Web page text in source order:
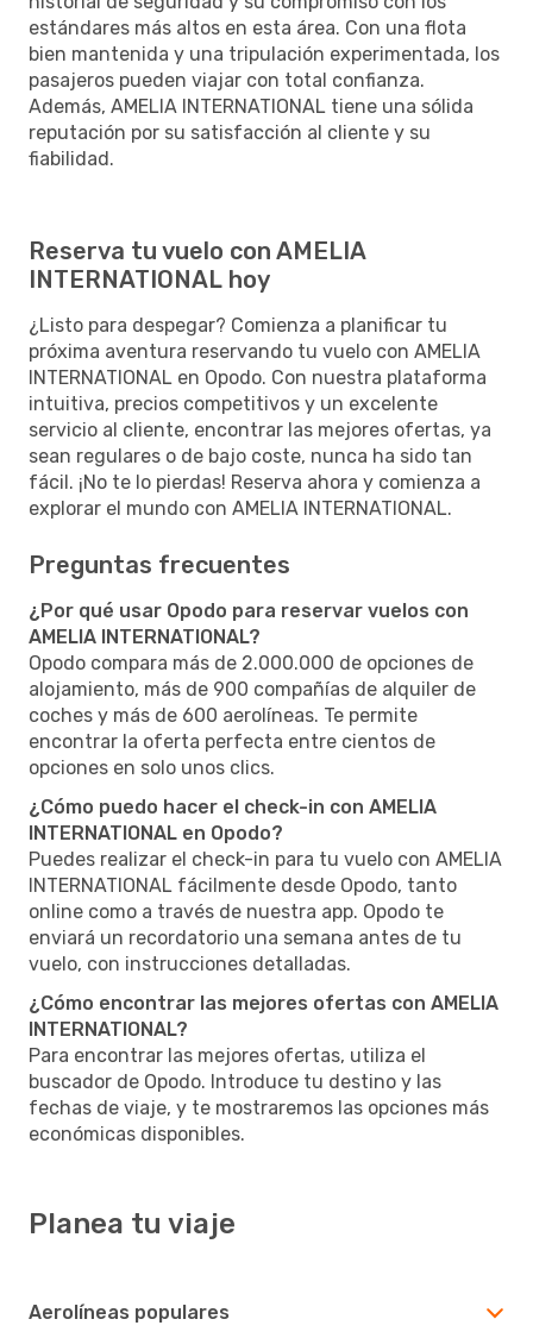
estándares más altos en esta área. Con una flota
bien mantenida y una tripulación experimentada, los
pasajeros pueden viajar con total confianza.
Además, AMELIA INTERNATIONAL tiene una sólida
reputación por su satisfacción al cliente y su
fiabilidad.
Reserva tu vuelo con AMELIA
INTERNATIONAL hoy
¿Listo para despegar? Comienza a planificar tu
próxima aventura reservando tu vuelo con AMELIA
INTERNATIONAL en Opodo. Con nuestra plataforma
intuitiva, precios competitivos y un excelente
servicio al cliente, encontrar las mejores ofertas, ya
sean regulares o de bajo coste, nunca ha sido tan
fácil. ¡No te lo pierdas! Reserva ahora y comienza a
explorar el mundo con AMELIA INTERNATIONAL.
Preguntas frecuentes
¿Por qué usar Opodo para reservar vuelos con
AMELIA INTERNATIONAL?
Opodo compara más de 2.000.000 de opciones de
alojamiento, más de 900 compañías de alquiler de
coches y más de 600 aerolíneas. Te permite
encontrar la oferta perfecta entre cientos de
opciones en solo unos clics.
¿Cómo puedo hacer el check-in con AMELIA
INTERNATIONAL en Opodo?
Puedes realizar el check-in para tu vuelo con AMELIA
INTERNATIONAL fácilmente desde Opodo, tanto
online como a través de nuestra app. Opodo te
enviará un recordatorio una semana antes de tu
vuelo, con instrucciones detalladas.
¿Cómo encontrar las mejores ofertas con AMELIA
INTERNATIONAL?
Para encontrar las mejores ofertas, utiliza el
buscador de Opodo. Introduce tu destino y las
fechas de viaje, y te mostraremos las opciones más
económicas disponibles.
Planea tu viaje
Aerolíneas populares